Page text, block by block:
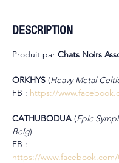
DESCRIPTION
Produit par Chats Noirs
ORKHYS (Heavy Metal
FB : https://
CATHUBODUA (Epic
Belg)
FB :
https://